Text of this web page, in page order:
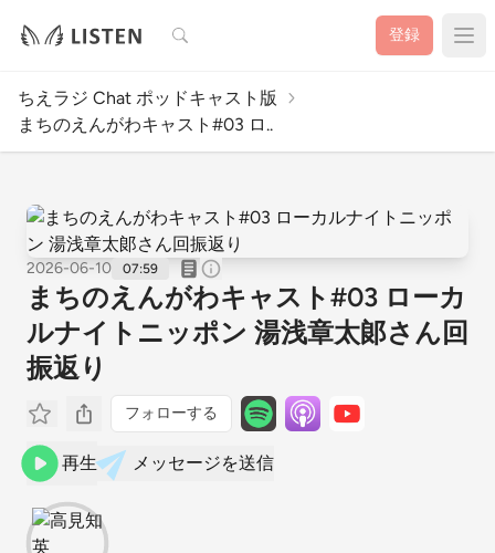
検索 登録
ちえラジ Chat ポッドキャスト版
まちのえんがわキャスト#03 ロ..
2026-06-10 07:59
まちのえんがわキャスト#03 ローカ
ルナイトニッポン 湯浅章太郞さん回
振返り
フォローする
再生 メッセージを送信